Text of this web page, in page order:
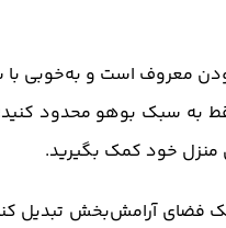
معروف است و به‌خوبی
به سبک بوهو محدود کنید؛
خود کمک بگیرید.
فضای آرامش‌بخش تبدیل